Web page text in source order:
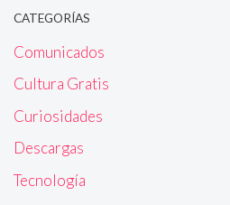
CATEGORÍAS
Comunicados
Cultura Gratis
Curiosidades
Descargas
Tecnología